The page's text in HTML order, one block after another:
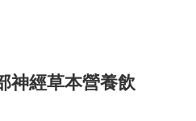
神經草本營養飲